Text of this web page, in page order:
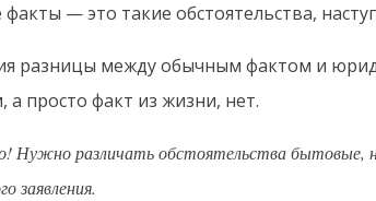
— это такие обстоятельства,
разницы между обычным фактом и
а просто факт из жизни, нет.
Нужно различать обстоятельства бытовые,
заявления.